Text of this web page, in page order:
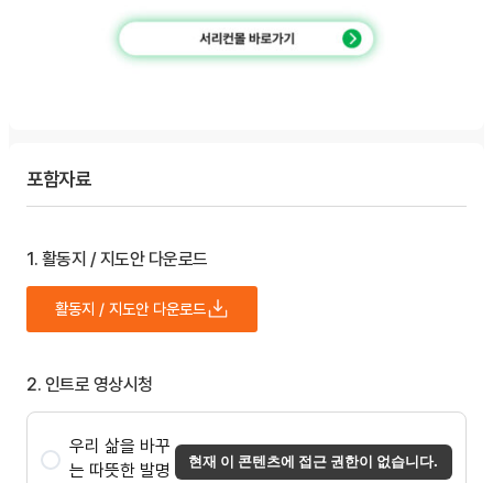
포함자료
1. 활동지 / 지도안 다운로드
활동지 / 지도안 다운로드
2. 인트로 영상시청
우리 삶을 바꾸
는 따뜻한 발명
현재 이 콘텐츠에 접근 권한이 없습니다.